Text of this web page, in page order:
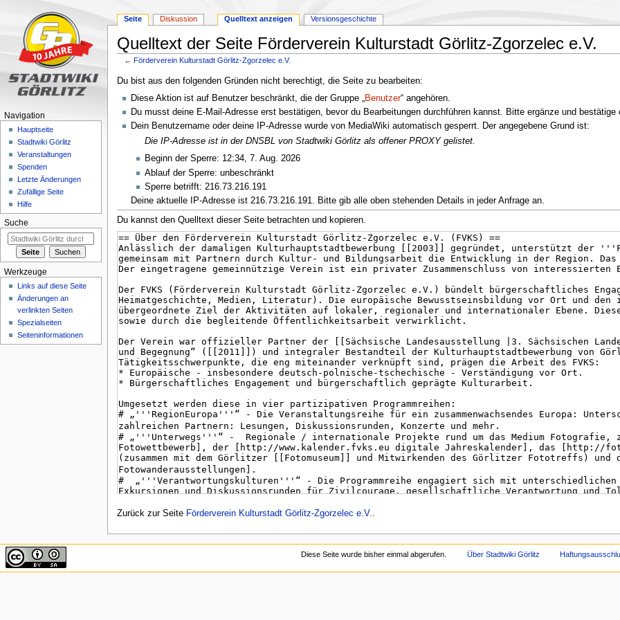
Quelltext der Seite Förderverein Kulturstadt Görlitz-Zgorzelec e.V.
←Förderverein Kulturstadt Görlitz-Zgorzelec e.V.
Zur
Navigation
springen
Zur
Suche
springen
Du bist aus den folgenden Gründen nicht berechtigt, die Seite zu bearbeiten:
Diese Aktion ist auf Benutzer beschränkt, die der Gruppe „Benutzer“ angehören.
Du musst deine E-Mail-Adresse erst bestätigen, bevor du Bearbeitungen durchführen kannst. Bitte ergänze und
Dein Benutzername oder deine IP-Adresse wurde von MediaWiki automatisch gesperrt. Der angegebene Grund ist:
Die IP-Adresse ist in der DNSBL von Stadtwiki Görlitz als offener PROXY gelistet.
Beginn der Sperre: 12:34, 7. Aug. 2026
Ablauf der Sperre: unbeschränkt
Sperre betrifft: 216.73.216.191
Deine aktuelle IP-Adresse ist 216.73.216.191. Bitte gib alle oben stehenden Details in jeder Anfrage an.
Du kannst den Quelltext dieser Seite betrachten und kopieren.
Zurück zur Seite Förderverein Kulturstadt Görlitz-Zgorzelec e.V.
Seite Diskussion Quelltext anzeigen Versionsgeschichte
Navigation
Hauptseite
Stadtwiki Görlitz
Veranstaltungen
Spenden
Letzte Änderungen
Zufällige Seite
Hilfe
Suche
Werkzeuge
Links auf diese Seite
Änderungen an
verlinkten Seiten
Spezialseiten
Seiten­informationen
Diese Seite wurde bisher einmal abgerufen. Über Stadtwiki Görlitz